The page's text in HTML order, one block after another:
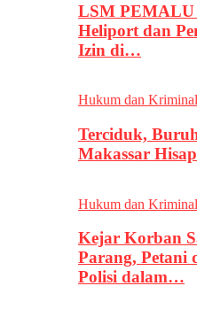
LSM PEMALU
Heliport dan
Izin di…
Hukum dan Kriminal
Terciduk,
Makassar
Hukum dan Kriminal
Kejar Korban
Parang, Petani
Polisi dalam…